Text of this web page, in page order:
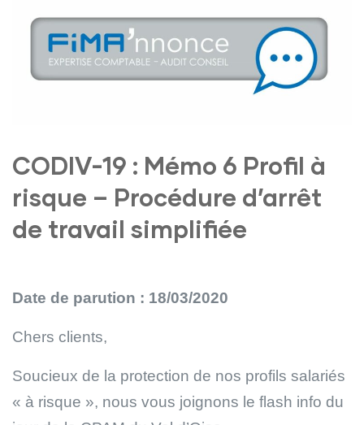
CODIV-19 : Mémo 6 Profil à
risque – Procédure d’arrêt
de travail simplifiée
Date de parution : 18/03/2020
Chers clients,
Soucieux de la protection de nos profils salariés
« à risque », nous vous joignons le flash info du